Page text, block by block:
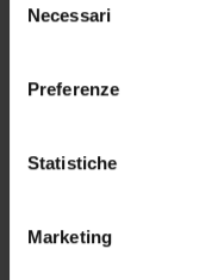
modificare o revocare
momento dalla
raccogliere
geografica, con
Identificare il
delNecessari
Preferenze
Statistiche
Marketing
ORGANIZZAZIONE
UFFICI E STRUTTURE